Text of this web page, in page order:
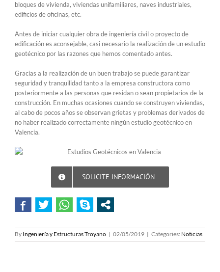
bloques de vivienda, viviendas unifamiliares, naves industriales,
edificios de oficinas, etc.
Antes de iniciar cualquier obra de ingeniería civil o proyecto de
edificación es aconsejable, casi necesario la realización de un estudio
geotécnico por las razones que hemos comentado antes.
Gracias a la realización de un buen trabajo se puede garantizar
seguridad y tranquilidad tanto a la empresa constructora como
posteriormente a las personas que residan o sean propietarios de la
construcción. En muchas ocasiones cuando se construyen viviendas,
al cabo de pocos años se observan grietas y problemas derivados de
no haber realizado correctamente ningún estudio geotécnico en
Valencia.
SOLICITE INFORMACIÓN
By Ingeniería y Estructuras Troyano | 02/05/2019 | Categories: Noticias